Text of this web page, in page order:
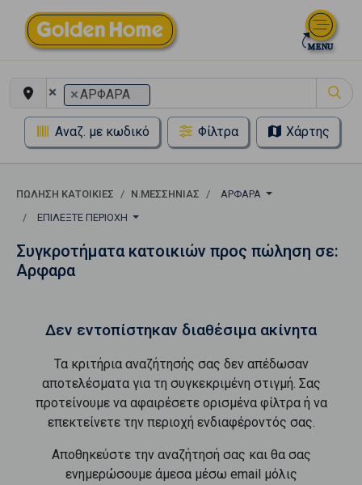
× ×ΑΡΦΑΡΑ
Αναζ. με κωδικό Φίλτρα Χάρτης
ΠΏΛΗΣΗ ΚΑΤΟΙΚΊΕΣ Ν.ΜΕΣΣΗΝΙΑΣ
ΑΡΦΑΡΑ
ΕΠΙΛΈΞΤΕ ΠΕΡΙΟΧΉ
Συγκροτήματα κατοικιών προς πώληση σε:
Αρφαρα
Δεν εντοπίστηκαν διαθέσιμα ακίνητα
Τα κριτήρια αναζήτησής σας δεν απέδωσαν
αποτελέσματα για τη συγκεκριμένη στιγμή. Σας
προτείνουμε να αφαιρέσετε ορισμένα φίλτρα ή να
επεκτείνετε την περιοχή ενδιαφέροντός σας.
Αποθηκεύστε την αναζήτησή σας και θα σας
ενημερώσουμε άμεσα μέσω email μόλις